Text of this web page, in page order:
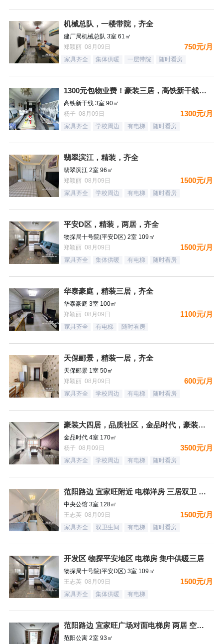
机械总队，一楼带院，齐全
建厂局机械总队 3室 61㎡
郑颖丽 08月09日
750元/月
家具齐全 集体供暖 一层带院 随时看房
1300元包物业费！豪装三居，高铁新干线，南向，采光好，家具
高铁新干线 3室 90㎡
杨子 08月09日
1300元/月
家具齐全 学校周边 有电梯 随时看房
翡翠滨江，精装，齐全
翡翠滨江 2室 96㎡
郑颖丽 08月09日
1500元/月
家具齐全 学校周边 有电梯 随时看房
平安D区，精装，两居，齐全
物探局十号院(平安D区) 2室 109㎡
郑颖丽 08月09日
1500元/月
家具齐全 集体供暖 有电梯 随时看房
华泰豪庭，精装三居，齐全
华泰豪庭 3室 100㎡
郑颖丽 08月09日
1100元/月
家具齐全 有电梯 随时看房
天保郦景，精装一居，齐全
天保郦景 1室 50㎡
郑颖丽 08月09日
600元/月
家具齐全 学校周边 有电梯 随时看房
豪装大四居，品质社区，金品时代，豪装双卫，看房有钥匙
金品时代 4室 170㎡
杨子 08月09日
3500元/月
家具齐全 学校周边 有电梯 随时看房
范阳路边 宜家旺附近 电梯洋房 三居双卫 有钥匙
中央公馆 3室 128㎡
王志英 08月09日
1500元/月
家具齐全 双卫生间 有电梯 随时看房
开发区 物探平安地区 电梯房 集中供暖三居
物探局十号院(平安D区) 3室 109㎡
王志英 08月09日
1500元/月
家具齐全 集体供暖 有电梯
范阳路边 宜家旺广场对面电梯房 两居 空房 可配齐
范阳公寓 2室 93㎡